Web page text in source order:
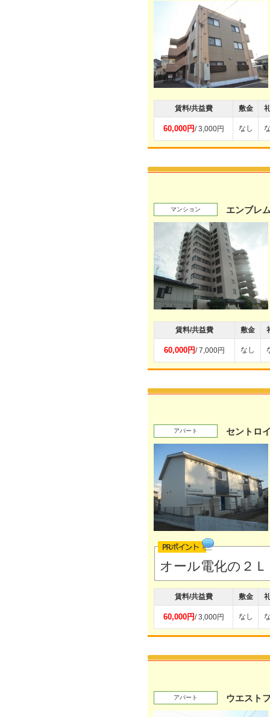
賃料/共益費 敷金
60,000円/ 3,000円 なし
マンション エンブレ
賃料/共益費 敷金
60,000円/ 7,000円 なし
アパート セントロ
オール電化の２
賃料/共益費 敷金
60,000円/ 3,000円 なし
アパート ウエスト